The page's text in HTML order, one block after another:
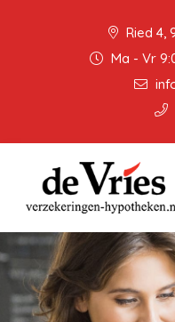
Ried 4,
Ma - Vr